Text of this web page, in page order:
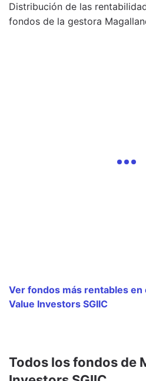
Distribución de las
fondos de la gestora
Ver fondos más rentables en
Value Investors SGIIC
Todos los fondos de